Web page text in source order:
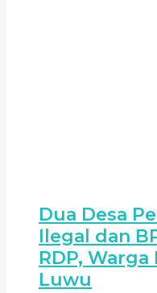
Dua Desa
Ilegal dan
RDP,
Luwu